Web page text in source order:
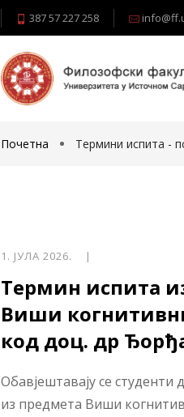
387 57 227 258
Почетна Термини испита -
1. ЈУЛА 2026. |
Термин испита
Виши
код доц. др
Обавјештавају се студенти
из предмета Виши